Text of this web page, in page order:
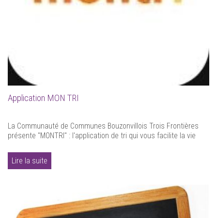
Application MON TRI
La Communauté de Communes Bouzonvillois Trois Frontières
présente "MONTRI" : l'application de tri qui vous facilite la vie
Lire la suite